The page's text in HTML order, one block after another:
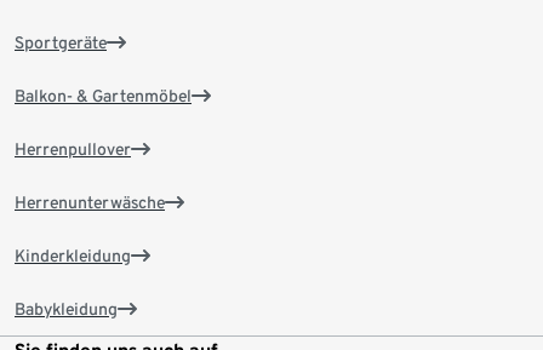
Sportgeräte
Balkon- & Gartenmöbel
Herrenpullover
Herrenunterwäsche
Kinderkleidung
Babykleidung